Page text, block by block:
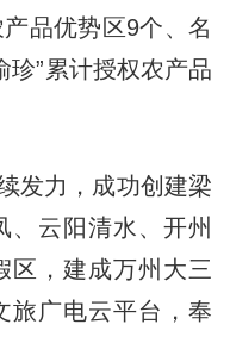
品优势区9个、名
珍”累计授权农产品
力，成功创建梁
、云阳清水、开州
区，建成万州大三
旅广电云平台，奉